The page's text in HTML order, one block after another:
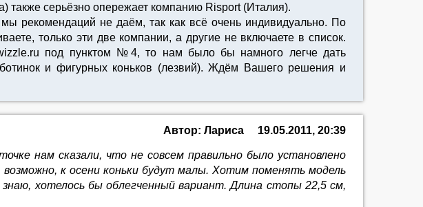
также серьёзно опережает компанию Risport (Италия).
рекомендаций не даём, так как всё очень индивидуально. По
только эти две компании, а другие не включаете в список.
под пунктом №4, то нам было бы намного легче дать
и фигурных коньков (лезвий). Ждём Вашего решения и
Автор: Лариса 19.05.2011, 20:39
нам сказали, что не совсем правильно было установлено
возможно, к осени коньки будут малы. Хотим поменять модель
хотелось бы облегченный вариант. Длина стопы 22,5 см,